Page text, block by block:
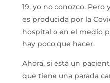
19, yo no conozco. Pero
es producida por la
hospital o en el medio
hay poco que hacer.
Ahora, si está un
que tiene una parada